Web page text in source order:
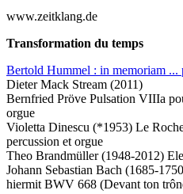
www.zeitklang.de
Transformation du temps
Bertold Hummel : in memoriam ...
Dieter Mack Stream (2011)
Bernfried Pröve Pulsation VIIIa
orgue
Violetta Dinescu (*1953) Le
percussion et orgue
Theo Brandmüller (1948-2012)
Johann Sebastian Bach (1685-
hiermit BWV 668 (Devant ton